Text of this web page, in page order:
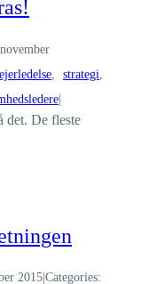
ejerledelse strategi
|
det. De fleste
2015Categories: